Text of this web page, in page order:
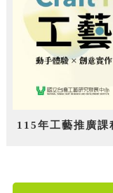
115年工藝推廣